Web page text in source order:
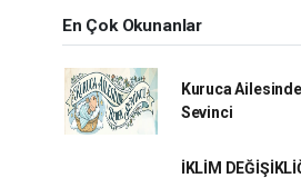
En Çok Okunanlar
Kuruca
Sevinci
İKLİM